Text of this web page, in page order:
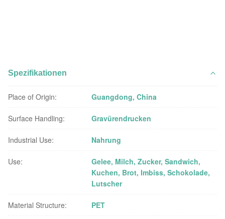
Spezifikationen
Place of Origin: Guangdong, China
Surface Handling: Gravürendrucken
Industrial Use: Nahrung
Use:
Gelee, Milch, Zucker, Sandwich,
Kuchen, Brot, Imbiss, Schokolade,
Lutscher
Material Structure: PET